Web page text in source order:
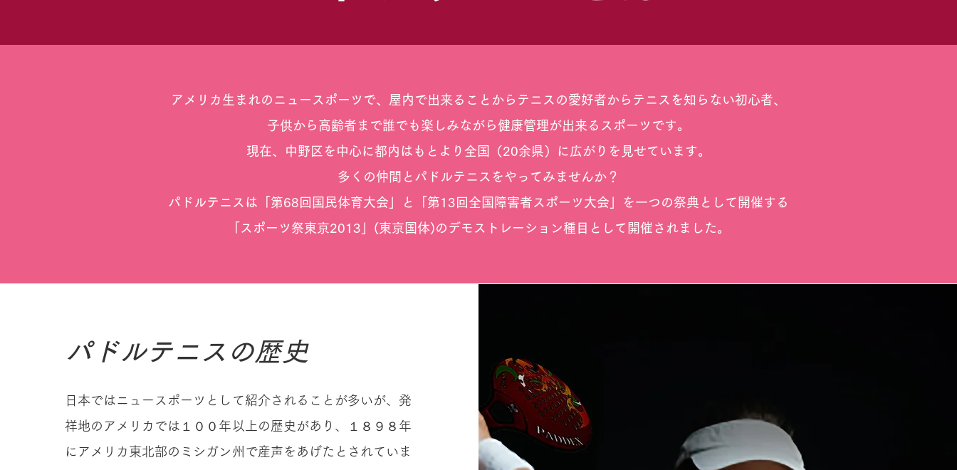
アメリカ生まれのニュースポーツで、屋内で出来ることからテニスの愛好者からテニスを知らない初心者、
子供から高齢者まで誰でも楽しみながら健康管理が出来るスポーツです。
現在、中野区を中心に都内はもとより全国（20余県）に広がりを見せています。
多くの仲間とパドルテニスをやってみませんか？
パドルテニスは「第68回国民体育大会」と「第13回全国障害者スポーツ大会」を一つの祭典として開催する
「スポーツ祭東京2013」(東京国体)のデモストレーション種目として開催されました。
パドルテニスの歴史
日本ではニュースポーツとして紹介されることが多いが、発
祥地のアメリカでは１００年以上の歴史があり、１８９８年
にアメリカ東北部のミシガン州で産声をあげたとされていま